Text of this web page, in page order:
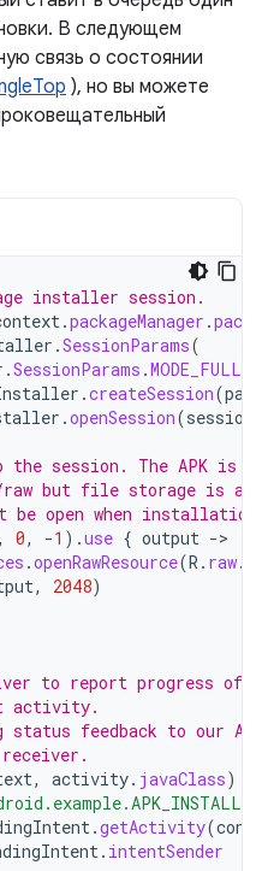
В следующем
связь о состоянии
), но вы можете
installer session.
.packageManager .
.SessionParams(
.SessionParams .
.createSession(
.openSession(
the session. The APK is
but file storage is a
open when
, 0, -1 ).use { output -
.openRawResource(R . raw.
, 2048)
to report progress
activity.
status feedback to our
, activity. javaClass)
.getActivity(
. intentSender